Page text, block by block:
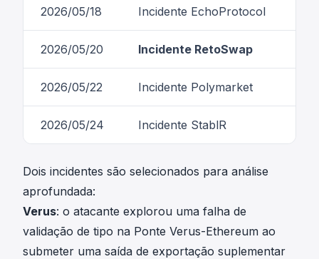
2026/05/18 Incidente EchoProtocol
2026/05/20 Incidente RetoSwap
2026/05/22 Incidente Polymarket
2026/05/24 Incidente StablR
Dois incidentes são selecionados para análise
aprofundada:
Verus: o atacante explorou uma falha de
validação de tipo na Ponte Verus-Ethereum ao
submeter uma saída de exportação suplementar